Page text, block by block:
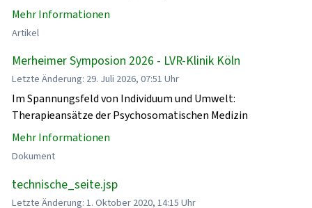
Mehr Informationen
Artikel
Merheimer Symposion 2026 - LVR-Klinik Köln
Letzte Änderung: 29. Juli 2026, 07:51 Uhr
Im Spannungsfeld von Individuum und Umwelt:
Therapieansätze der Psychosomatischen Medizin
Mehr Informationen
Dokument
technische_seite.jsp
Letzte Änderung: 1. Oktober 2020, 14:15 Uhr